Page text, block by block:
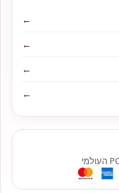
←
←
←
←